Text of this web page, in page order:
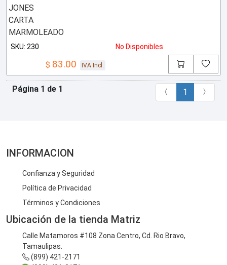
SKU: 230 No Disponibles
$ 83.00 IVA Incl.
Página 1 de 1 1
INFORMACION
Confianza y Seguridad
Política de Privacidad
Términos y Condiciones
Ubicación de la tienda Matriz
Calle Matamoros #108 Zona Centro, Cd. Rio Bravo,
Tamaulipas.
(899) 421-2171